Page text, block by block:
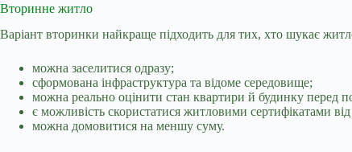
Вторинне житло
Варіант вторинки найкраще підходить для тих, хто шукає
можна заселитися одразу;
сформована інфраструктура та відоме середовище;
можна реально оцінити стан квартири й будинку перед
є можливість скористатися житловими сертифікатами
можна домовитися на меншу суму.